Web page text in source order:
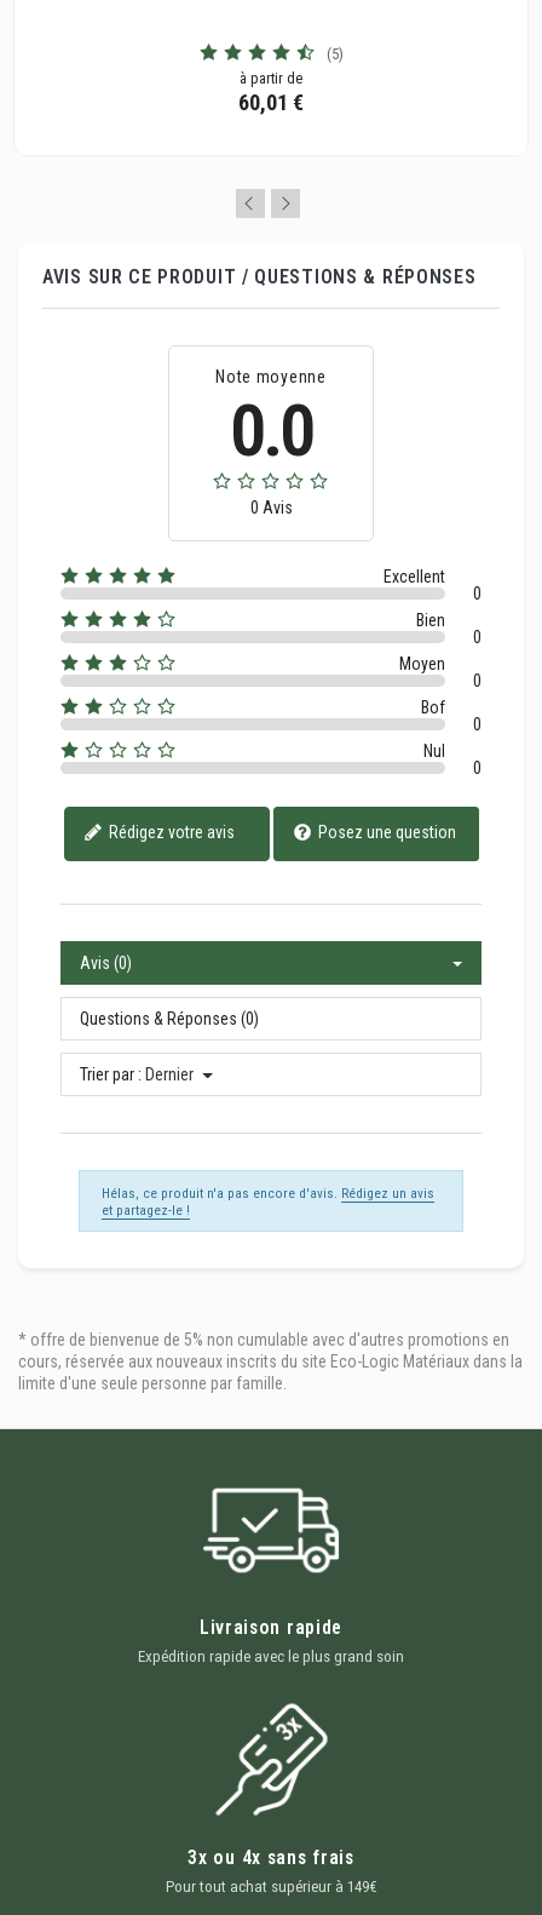
à partir de
60,01 €
(5)
AVIS SUR CE PRODUIT / QUESTIONS & RÉPONSES
Note moyenne
0.0
0 Avis
Excellent
0
Bien
0
Moyen
0
Bof
0
Nul
0
Rédigez votre avis Posez une question
Avis (0)
Questions & Réponses (0)
Trier par : Dernier
Hélas, ce produit n'a pas encore d'avis. Rédigez un avis
et partagez-le !
* offre de bienvenue de 5% non cumulable avec d'autres promotions en
cours, réservée aux nouveaux inscrits du site Eco-Logic Matériaux dans la
limite d'une seule personne par famille.
Livraison rapide
Expédition rapide avec le plus grand soin
3x ou 4x sans frais
Pour tout achat supérieur à 149€